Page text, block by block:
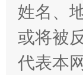
姓名、
或将被
代表本